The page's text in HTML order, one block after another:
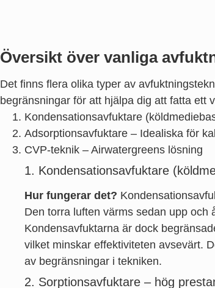
Översikt över vanliga
Det finns flera olika typer av
begränsningar för att hjälpa dig att fatta ett
Kondensationsavfuktare
Adsorptionsavfuktare – Idealiska för
CVP-teknik – Airwatergreens lösning
1. Kondensationsavfuktare
Hur fungerar det?
Den torra luften värms sedan upp och
Kondensavfuktarna är dock
vilket minskar effektiviteten avsevärt.
av begränsningar i tekniken.
2. Sorptionsavfuktare – hög